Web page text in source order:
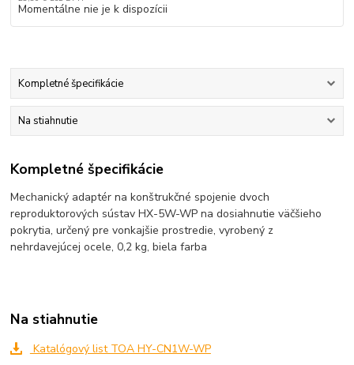
Momentálne nie je k dispozícii
Kompletné špecifikácie
Na stiahnutie
Kompletné špecifikácie
Mechanický adaptér na konštrukčné spojenie dvoch
reproduktorových sústav HX-5W-WP na dosiahnutie väčšieho
pokrytia, určený pre vonkajšie prostredie, vyrobený z
nehrdavejúcej ocele, 0,2 kg, biela farba
Na stiahnutie
Katalógový list TOA HY-CN1W-WP